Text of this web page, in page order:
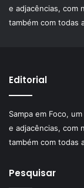
e adjacências, com
também com todas
Editorial
Sampa em Foco,
e adjacências, com
também com todas
Pesquisar